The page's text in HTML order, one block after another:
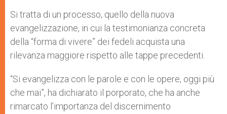
Si tratta di un processo, quello della nuova
evangelizzazione, in cui la testimonianza concreta
della “forma di vivere” dei fedeli acquista una
rilevanza maggiore rispetto alle tappe precedenti.
“Si evangelizza con le parole e con le opere, oggi più
che mai”, ha dichiarato il porporato, che ha anche
rimarcato l’importanza del discernimento